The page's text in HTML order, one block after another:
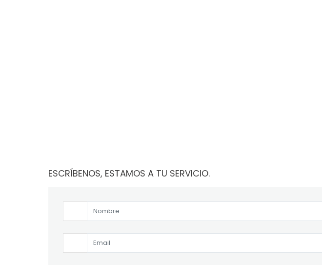
ESCRÍBENOS, ESTAMOS A TU SERVICIO.